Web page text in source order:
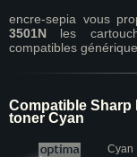
encre-sepia vous
3501N les
compatibles
Compatible Sharp
toner Cyan
Cyan